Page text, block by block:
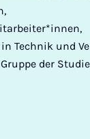
Technik und
der